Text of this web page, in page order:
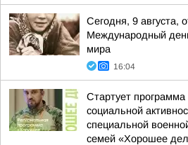
Сегодня, 9 августа,
Международный
мира
16:04
Стартует
социальной
специальной
семей «Хорошее